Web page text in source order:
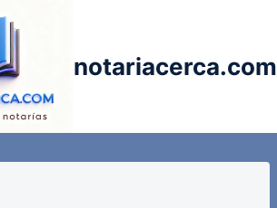
notariacerca.com